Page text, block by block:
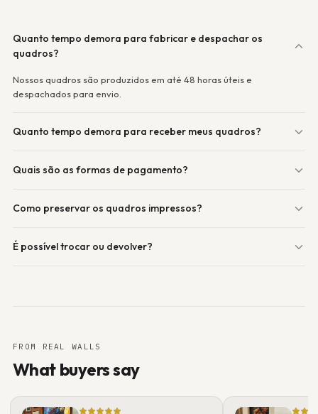
Quanto tempo demora para fabricar e despachar os
quadros?
Nossos quadros são produzidos em até 48 horas úteis e
despachados para envio.
Quanto tempo demora para receber meus quadros?
Quais são as formas de pagamento?
Como preservar os quadros impressos?
É possível trocar ou devolver?
FROM REAL WALLS
What buyers say